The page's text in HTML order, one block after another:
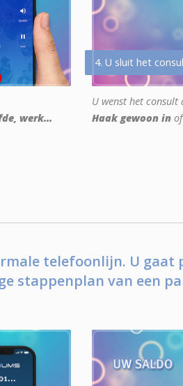
werk...
4. U sluit het
U wenst het consult
Haak gewoon in
telefoonlijn. U gaat
stappenplan van een